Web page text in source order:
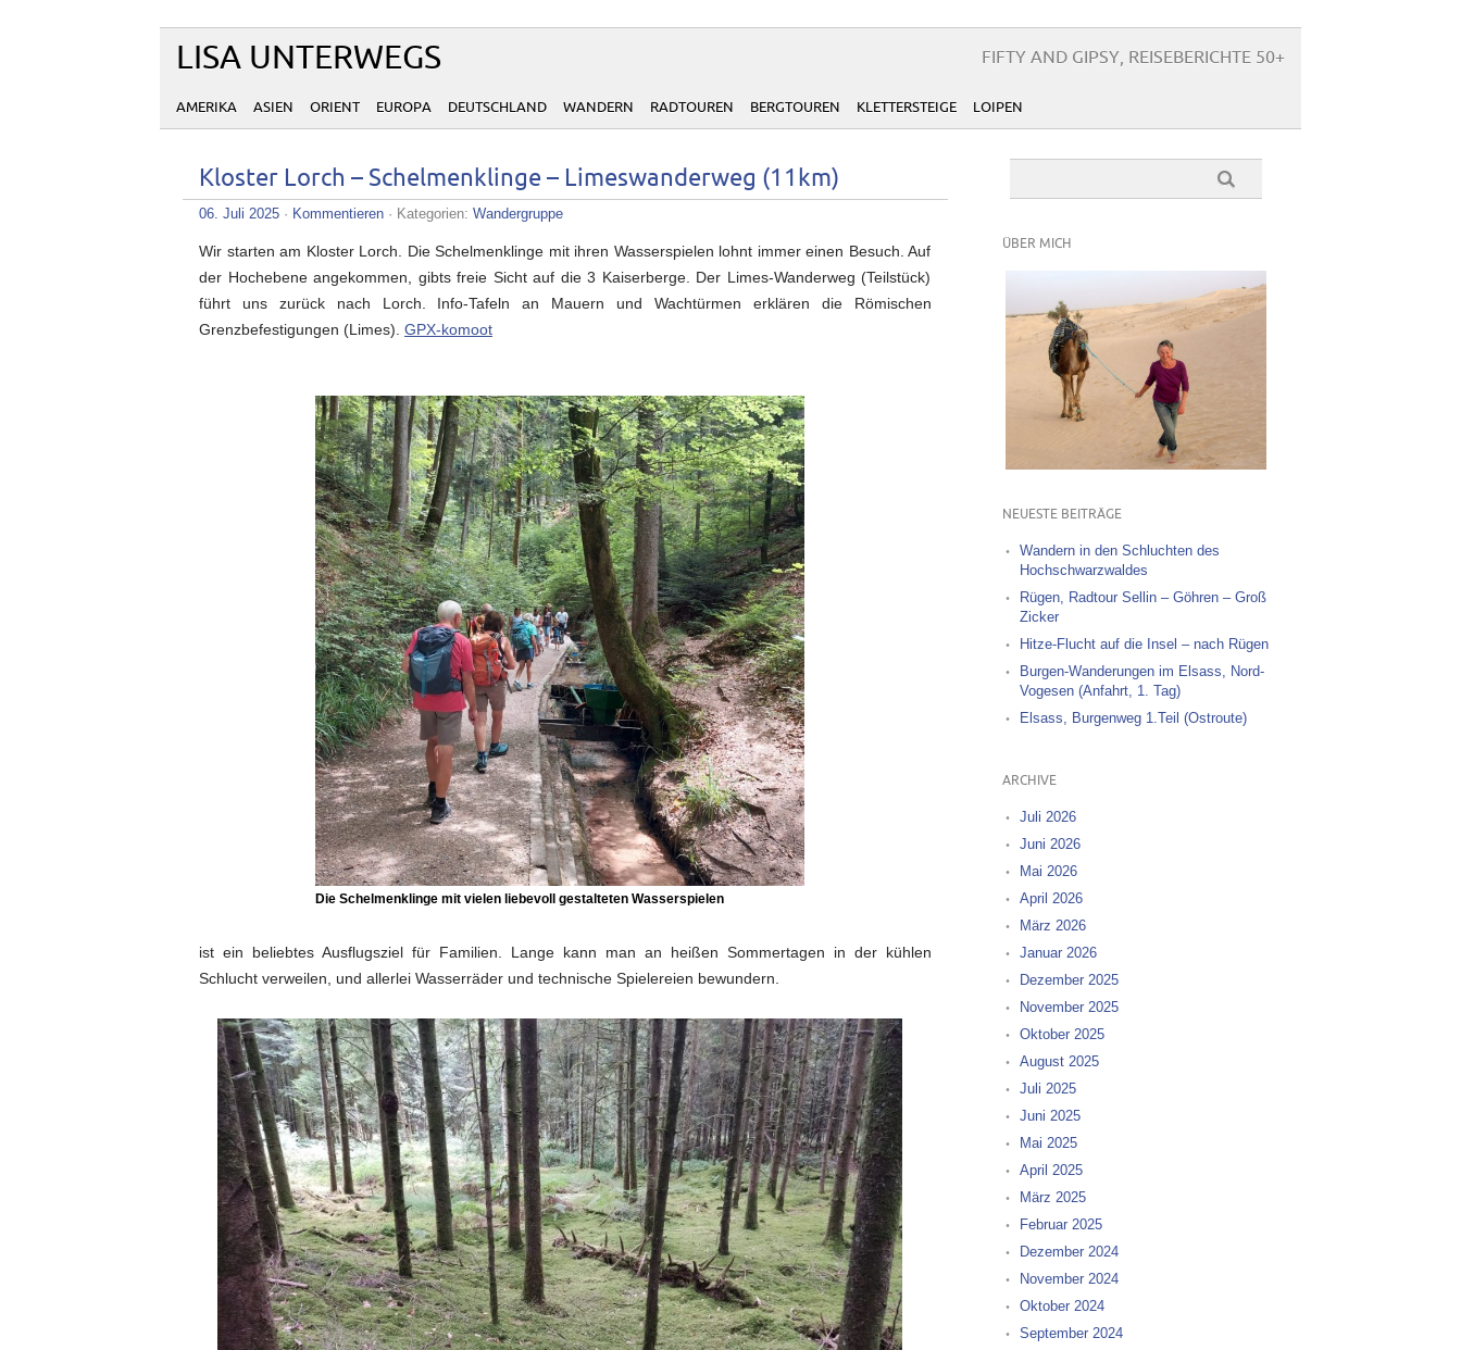
LISA UNTERWEGS FIFTY AND GIPSY, REISEBERICHTE 50+
AMERIKA ASIEN ORIENT EUROPA DEUTSCHLAND WANDERN RADTOUREN BERGTOUREN KLETTERSTEIGE LOIPEN
Kloster Lorch – Schelmenklinge – Limeswanderweg (11km)
06. Juli 2025 · Kommentieren · Kategorien: Wandergruppe
Wir starten am Kloster Lorch. Die Schelmenklinge mit ihren Wasserspielen lohnt immer einen Besuch. Auf
der Hochebene angekommen, gibts freie Sicht auf die 3 Kaiserberge. Der Limes-Wanderweg (Teilstück)
führt uns zurück nach Lorch. Info-Tafeln an Mauern und Wachtürmen erklären die Römischen
Grenzbefestigungen (Limes). GPX-komoot
Die Schelmenklingemit vielen liebevoll gestalteten Wasserspielen
ist ein beliebtes Ausflugsziel für Familien. Lange kann man an heißen Sommertagen in der kühlen
Schlucht verweilen, und allerlei Wasserräder und technische Spielereien bewundern.
ÜBER MICH
NEUESTE BEITRÄGE
Wandern in den Schluchten des
Hochschwarzwaldes
Rügen, Radtour Sellin – Göhren – Groß
Zicker
Hitze-Flucht auf die Insel – nach Rügen
Burgen-Wanderungen im Elsass, Nord-
Vogesen (Anfahrt, 1. Tag)
Elsass, Burgenweg 1.Teil (Ostroute)
ARCHIVE
Juli 2026
Juni 2026
Mai 2026
April 2026
März 2026
Januar 2026
Dezember 2025
November 2025
Oktober 2025
August 2025
Juli 2025
Juni 2025
Mai 2025
April 2025
März 2025
Februar 2025
Dezember 2024
November 2024
Oktober 2024
September 2024